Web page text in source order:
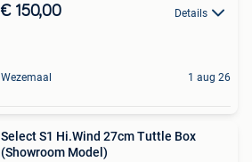
€ 150,00 Details
Wezemaal 1 aug 26
Select S1 Hi.Wind 27cm Tuttle Box
(Showroom Model)